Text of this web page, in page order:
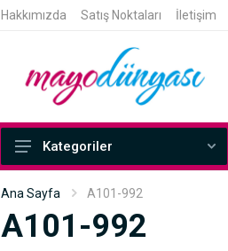
Hakkımızda Satış Noktaları İletişim
Mayolar
Bikiniler
Kategoriler
Ana Sayfa A101-992
A101-992